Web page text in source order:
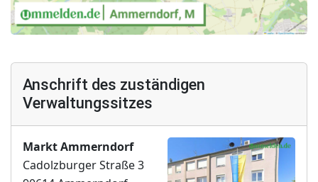
Anschrift des zuständigen
Verwaltungssitzes
Markt Ammerndorf
Cadolzburger Straße 3